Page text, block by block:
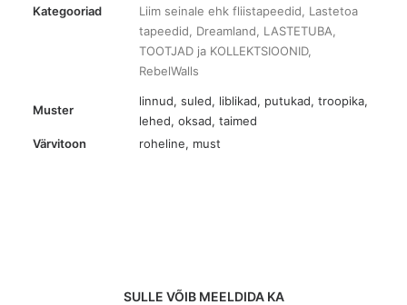
tapeet
Kategooriad
Liim seinale ehk fliistapeedid
Lastetoa
tapeedid
Dreamland LASTETUBA
TOOTJAD ja KOLLEKTSIOONID,
RebelWalls
Muster
linnud, suled, liblikad, putukad, troopika,
lehed, oksad, taimed
Värvitoon
roheline, must
SULLE VÕIB MEELDIDA KA